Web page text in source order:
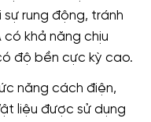
rung động, tránh
có khả năng chịu
độ bền cực kỳ cao.
năng cách điện,
liệu được sử dụng